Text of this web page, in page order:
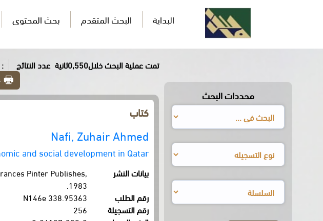
البداية البحث المتقدم بحث المحتوى
محددات البحث
تمت عملية البحث خلال0,550ثانية عدد النتائج : 12259
كتاب
Nafi, Zuhair Ahmed
and social development in Qatar
بيانات النشر
Pinter Publishes,
1983.
رقم الطلب
338.95363 N146e
رقم التسجيلة
256